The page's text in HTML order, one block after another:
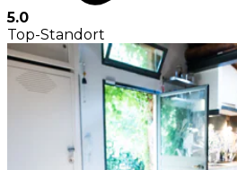
5.0
Top-Standort